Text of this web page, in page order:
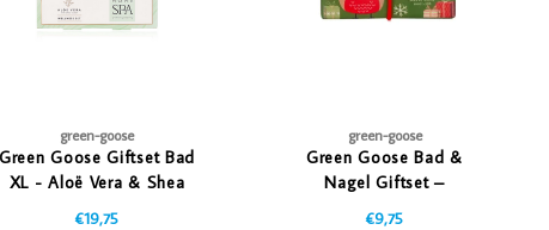
green-goose
Green Goose Giftset Bad
XL - Aloë Vera & Shea
€19,75
green-goose
Green Goose Bad &
Nagel Giftset –
€9,75